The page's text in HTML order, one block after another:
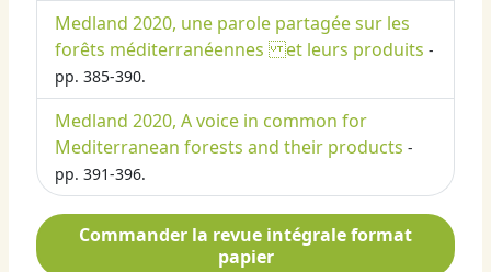
Medland 2020, une parole partagée sur les
forêts méditerranéennes et leurs produits -
pp. 385-390.
Medland 2020, A voice in common for
Mediterranean forests and their products -
pp. 391-396.
Commander la revue intégrale format
papier